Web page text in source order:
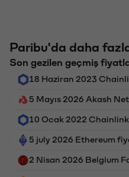
Paribu'da daha
Son gezilen geçmiş
18 Haziran 2023
5 Mayıs 2026 Akash
10 Ocak 2022
5 july 2026 Ethereum
2 Nisan 2026 Belgium